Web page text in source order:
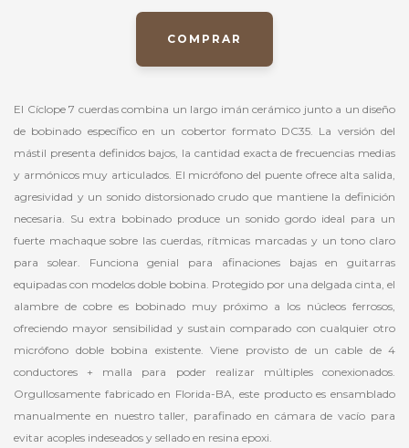
COMPRAR
El Cíclope 7 cuerdas combina un largo imán cerámico junto a un diseño
de bobinado específico en un cobertor formato DC35. La versión del
mástil presenta definidos bajos, la cantidad exacta de frecuencias medias
y armónicos muy articulados. El micrófono del puente ofrece alta salida,
agresividad y un sonido distorsionado crudo que mantiene la definición
necesaria. Su extra bobinado produce un sonido gordo ideal para un
fuerte machaque sobre las cuerdas, rítmicas marcadas y un tono claro
para solear. Funciona genial para afinaciones bajas en guitarras
equipadas con modelos doble bobina. Protegido por una delgada cinta, el
alambre de cobre es bobinado muy próximo a los núcleos ferrosos,
ofreciendo mayor sensibilidad y sustain comparado con cualquier otro
micrófono doble bobina existente. Viene provisto de un cable de 4
conductores + malla para poder realizar múltiples conexionados.
Orgullosamente fabricado en Florida-BA, este producto es ensamblado
manualmente en nuestro taller, parafinado en cámara de vacío para
evitar acoples indeseados y sellado en resina epoxi.